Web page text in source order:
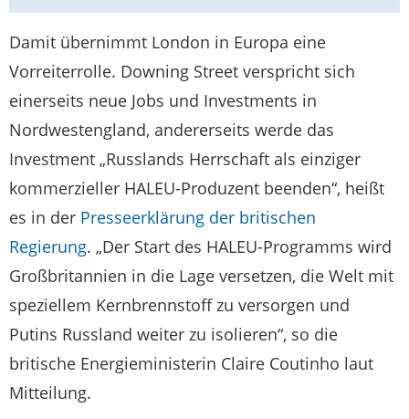
Damit übernimmt London in Europa eine
Vorreiterrolle. Downing Street verspricht sich
einerseits neue Jobs und Investments in
Nordwestengland, andererseits werde das
Investment „Russlands Herrschaft als einziger
kommerzieller HALEU-Produzent beenden“, heißt
es in der Presseerklärung der britischen
Regierung. „Der Start des HALEU-Programms wird
Großbritannien in die Lage versetzen, die Welt mit
speziellem Kernbrennstoff zu versorgen und
Putins Russland weiter zu isolieren“, so die
britische Energieministerin Claire Coutinho laut
Mitteilung.